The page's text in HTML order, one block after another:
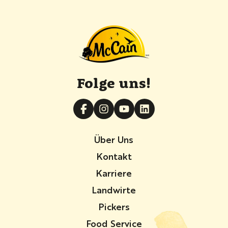
Folge uns!
Über Uns
Kontakt
Karriere
Landwirte
Pickers
Food Service